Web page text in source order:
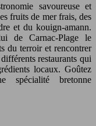
savoureuse et
fruits de mer frais, des
et du kouign-amann.
de Carnac-Plage le
du terroir et rencontrer
restaurants qui
locaux. Goûtez
spécialité bretonne